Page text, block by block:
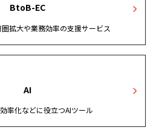
BtoB-EC
拡大や業務効率の支援サービス
AI
率化などに役立つAIツール